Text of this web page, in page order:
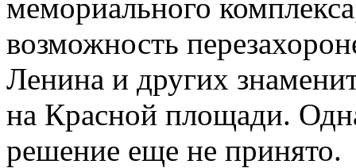
мемориального
возможность
Ленина и других
на Красной площади.
решение еще не принято.